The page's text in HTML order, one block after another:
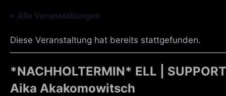
« Alle Veranstaltungen
Diese Veranstaltung hat bereits stattgefunden.
*NACHHOLTERMIN* ELL | SUPPORT
Aika Akakomowitsch